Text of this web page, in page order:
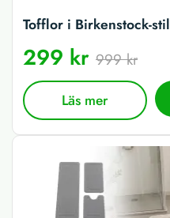
Tofflor i Birkenstock-stil
299 kr 999 kr
Läs mer